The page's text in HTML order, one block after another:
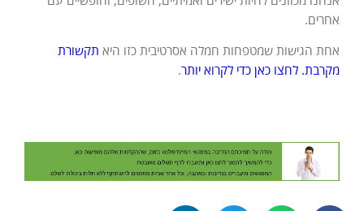
אחרים.
אחת הגישות שמטפחות חמלה אסרטיבית כזו היא תקשורת
מקרבת. לחצו כאן כדי לקרוא יותר.